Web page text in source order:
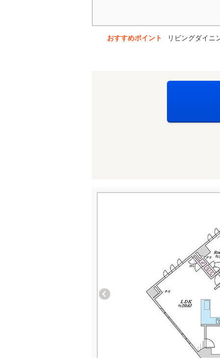
おすすめポイント リビングダイニ